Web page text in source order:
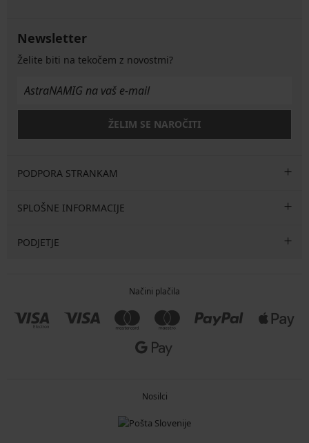
Newsletter
Želite biti na tekočem z novostmi?
ŽELIM SE NAROČITI
PODPORA STRANKAM
SPLOŠNE INFORMACIJE
PODJETJE
Načini plačila
Nosilci